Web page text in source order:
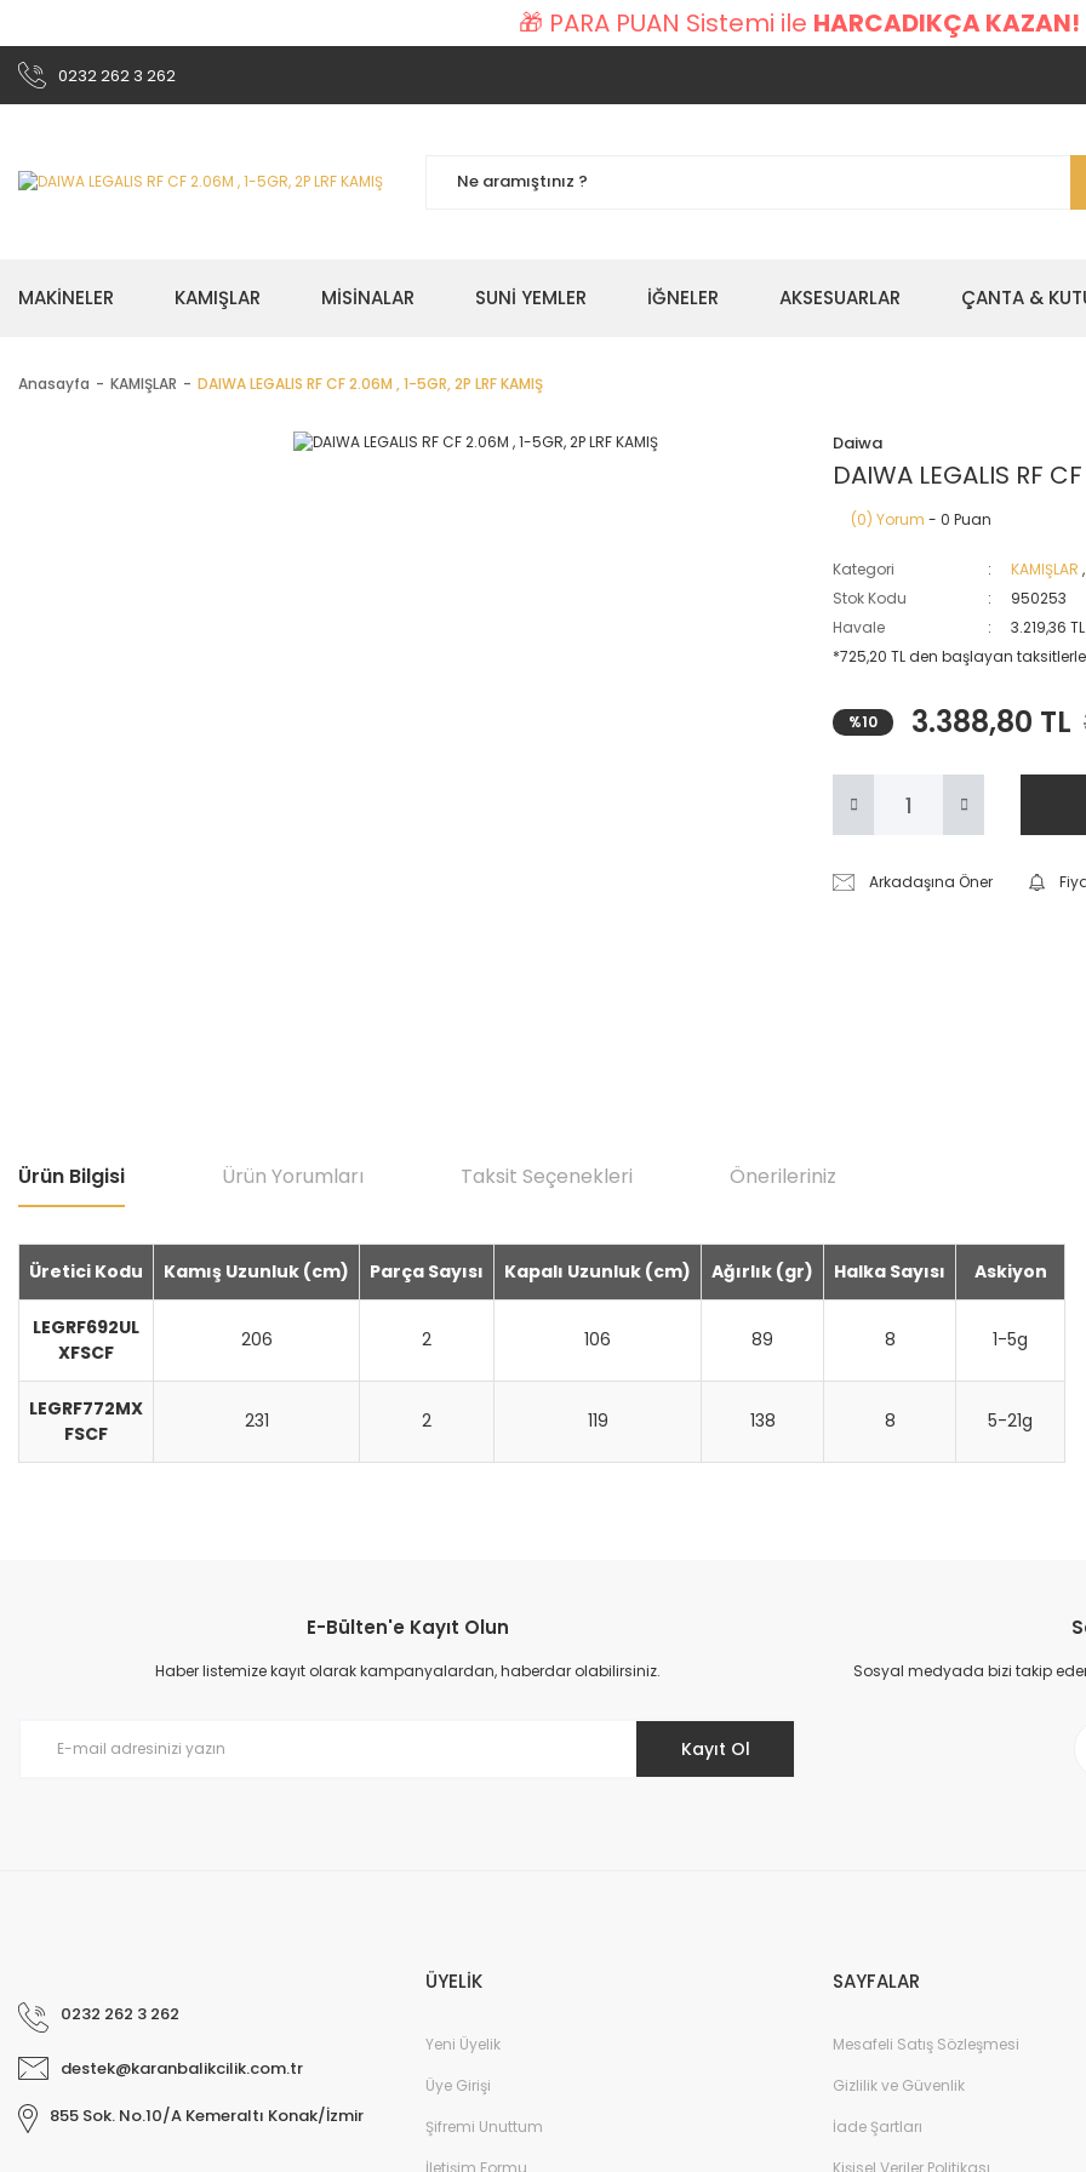
🎁 PARA PUAN Sistemi ile HARCADIKÇA KAZAN!
0232 262 3 262
MAKİNELER KAMIŞLAR MİSİNALAR SUNİ YEMLER İĞNELER AKSESUARLAR ÇANTA &
Anasayfa KAMIŞLAR DAIWA LEGALIS RF CF 2.06M , 1-5GR, 2P LRF KAMIŞ
Daiwa
DAIWA LEGALIS RF
(0) Yorum - 0 Puan
Kategori KAMIŞLAR
Stok Kodu
950253
Havale
3.219,36
*725,20 TL den başlayan
%10 3.388,80 TL
Arkadaşına Öner
Ürün Bilgisi Ürün Yorumları Taksit Seçenekleri Önerileriniz
Üretici Kodu Kamış Uzunluk (cm) Parça Sayısı Kapalı Uzunluk (cm) Ağırlık (gr) Halka Sayısı Askiyon
LEGRF692UL
XFSCF
206 2 106 89 8 1-5g
LEGRF772MX
FSCF
231 2 119 138 8 5-21g
Ürün resmi kalitesiz, bozuk veya görüntülenemiyor.
Ürün açıklamasında eksik bilgiler bulunuyor.
E-Bülten'e Kayıt Olun
Haber listemize kayıt olarak kampanyalardan, haberdar olabilirsiniz.
Kayıt Ol
Sosyal medyada bizi takip
0232 262 3 262
destek@karanbalikcilik.com.tr
855 Sok. No.10/A Kemeraltı Konak/İzmir
ÜYELİK
Yeni Üyelik
Üye Girişi
Şifremi Unuttum
İletişim Formu
SAYFALAR
Mesafeli Satış Sözleşmesi
Gizlilik ve Güvenlik
İade Şartları
Kişisel Veriler Politikası